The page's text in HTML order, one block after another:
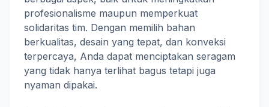
profesionalisme maupun memperkuat
solidaritas tim. Dengan memilih bahan
berkualitas, desain yang tepat, dan konveksi
terpercaya, Anda dapat menciptakan seragam
yang tidak hanya terlihat bagus tetapi juga
nyaman dipakai.